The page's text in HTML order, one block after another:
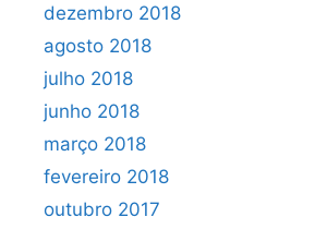
dezembro 2018
agosto 2018
julho 2018
junho 2018
março 2018
fevereiro 2018
outubro 2017